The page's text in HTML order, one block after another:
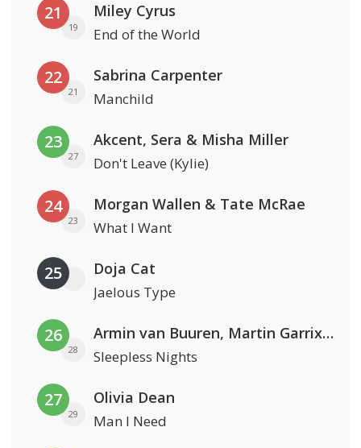
21
19
Miley Cyrus
End of the World
22
21
Sabrina Carpenter
Manchild
23
27
Akcent, Sera & Misha Miller
Don't Leave (Kylie)
24
23
Morgan Wallen & Tate McRae
What I Want
25 Doja Cat
Jaelous Type
26
28
Armin van Buuren, Martin Garrix & Libby Whitehouse
Sleepless Nights
27
29
Olivia Dean
Man I Need